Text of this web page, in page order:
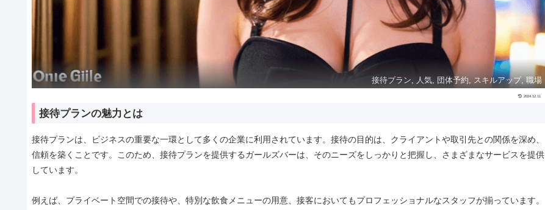
接待プラン, 人気, 団体予約, スキルアップ, 職場
2024.12.11
接待プランの魅力とは
接待プランは、ビジネスの重要な一環として多くの企業に利用されています。接待の目的は、クライアントや取引先との関係を深め、
信頼を築くことです。このため、接待プランを提供するガールズバーは、そのニーズをしっかりと把握し、さまざまなサービスを提供
しています。
例えば、プライベート空間での接待や、特別な飲食メニューの用意、接客においてもプロフェッショナルなスタッフが揃っています。